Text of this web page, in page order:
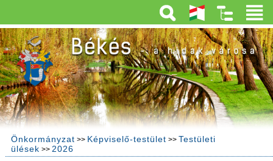
Önkormányzat >> Képviselő-testület >> Testületi
ülések >> 2026